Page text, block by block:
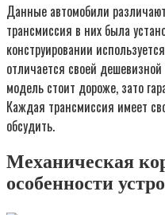
Данные автомобили
трансмиссия в них была
конструировании
отличается своей
модель стоит дороже, зато
Каждая трансмиссия имеет
обсудить.
Механическая
особенности